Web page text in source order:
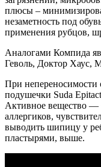
плюсы –
незаметность под
применения рубцов,
Аналогами Компида
Геволь, Доктор Хаус,
При непереносимости
подушечки Suda
Активное вещество —
аллергиков,
выводить шипицу у
пластырями, выше.